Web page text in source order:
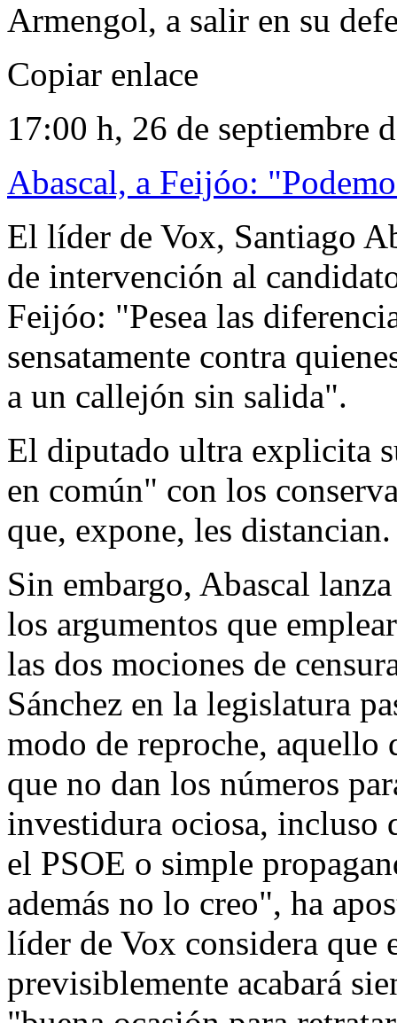
Armengol, a salir en su
Copiar enlace
17:00 h, 26 de septiembre
Abascal, a Feijóo:
El líder de Vox, Santiago
de intervención al
Feijóo: "Pesea las
sensatamente contra
a un callejón sin salida".
El diputado ultra explicita
en común" con los
que, expone, les distancian.
Sin embargo, Abascal
los argumentos que
las dos mociones de
Sánchez en la legislatura
modo de reproche, aquello
que no dan los números
investidura ociosa, incluso
el PSOE o simple
además no lo creo", ha
líder de Vox considera que
previsiblemente acabará